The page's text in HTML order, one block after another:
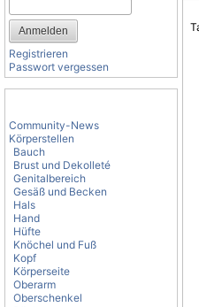
Registrieren
Passwort vergessen
Community-News
Körperstellen
Bauch
Brust und Dekolleté
Genitalbereich
Gesäß und Becken
Hals
Hand
Hüfte
Knöchel und Fuß
Kopf
Körperseite
Oberarm
Oberschenkel